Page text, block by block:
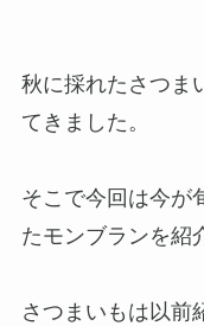
秋に採れたさつま
てきました。
そこで今回は今が
たモンブランを紹
さつまいもは以前